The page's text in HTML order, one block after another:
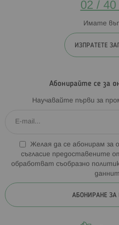
02 / 40
Имате
ИЗПРАТЕТЕ
Абонирайте се за
Научавайте първи за
Желая да се абонирам за
съгласие предоставените
обработват съобразно
АБОНИРАНЕ ЗА